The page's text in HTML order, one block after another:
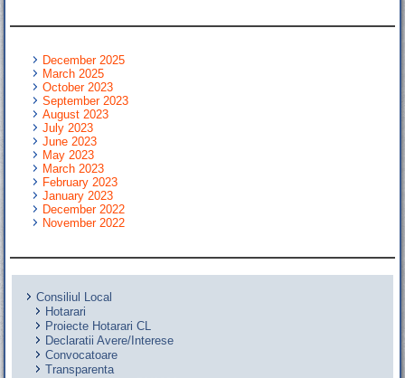
December 2025
March 2025
October 2023
September 2023
August 2023
July 2023
June 2023
May 2023
March 2023
February 2023
January 2023
December 2022
November 2022
Consiliul Local
Hotarari
Proiecte Hotarari CL
Declaratii Avere/Interese
Convocatoare
Transparenta